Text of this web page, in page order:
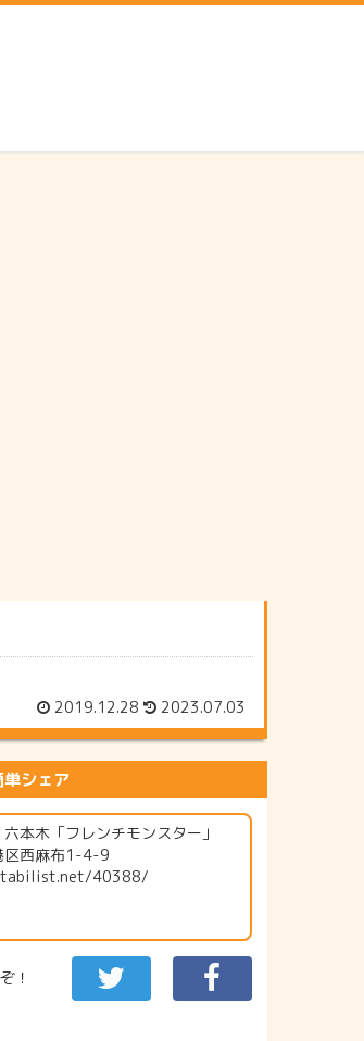
2019.12.28 2023.07.03
シェア
六本木「フレンチモンスター」
区西麻布1-4-9
40388/
！